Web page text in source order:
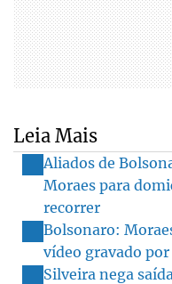
Leia Mais
Aliados de
Moraes para
recorrer
Bolsonaro:
vídeo gravado por
Silveira nega